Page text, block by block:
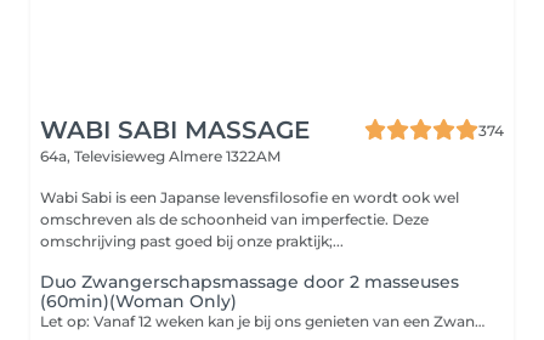
WABI SABI MASSAGE
374
64a, Televisieweg Almere 1322AM
Wabi Sabi is een Japanse levensfilosofie en wordt ook wel
omschreven als de schoonheid van imperfectie. Deze
omschrijving past goed bij onze praktijk;...
Duo Zwangerschapsmassage door 2 masseuses
(60min)(Woman Only)
Let op: Vanaf 12 weken kan je bij ons genieten van een Zwangerschapsmassage. Voor die tijd vinden wij het nog iets te kwetsbaar om een behandeling te geven. Genieten van een zwangerschapsmassage kan tot aan je bevalling. Zolang jij er nog van kan genieten en het nodig hebt. Tegelijk genieten van een heerlijke massage behandeling door twee professionele masseuses. Deze bijzondere ervaring kan alleen vooraf worden ingepland. Stuur ons een whatsapp bericht op 06-15191112 zodat we de masseuses vrij kunnen maken en een datum kunnen inplannen. Let op: Woman Only